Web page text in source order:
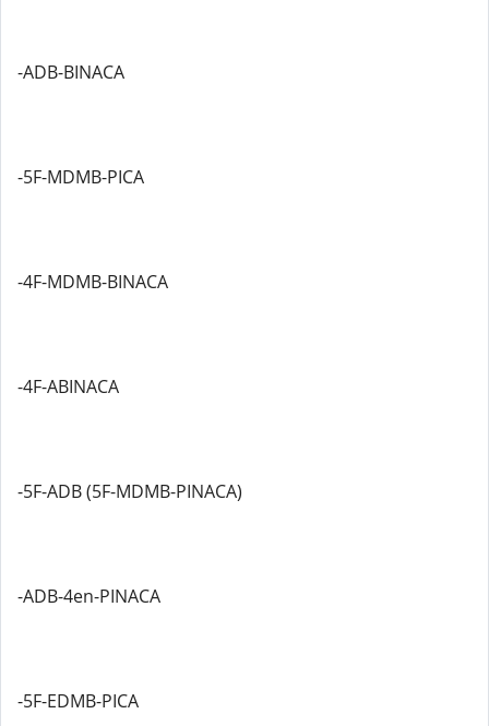
-ADB-BINACA
-5F-MDMB-PICA
-4F-MDMB-BINACA
-4F-ABINACA
-5F-ADB (5F-MDMB-PINACA)
-ADB-4en-PINACA
-5F-EDMB-PICA